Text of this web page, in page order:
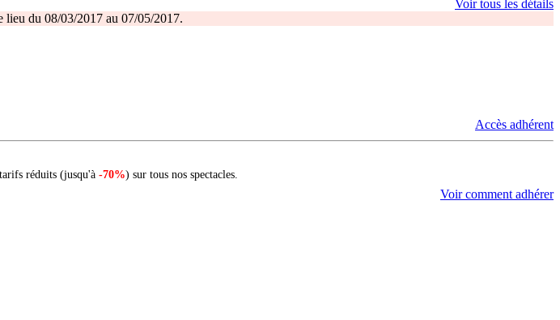
Voir tous les détails
lieu du 08/03/2017 au 07/05/2017.
Accès adhérent
réduits (jusqu'à -70%) sur tous nos spectacles.
Voir comment adhérer